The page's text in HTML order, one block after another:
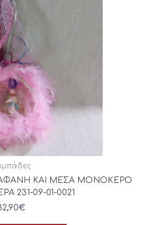
ΚΑΙ ΜΕΣΑ ΜΟΝΟΚΕΡΟ
231-09-01-0021
€